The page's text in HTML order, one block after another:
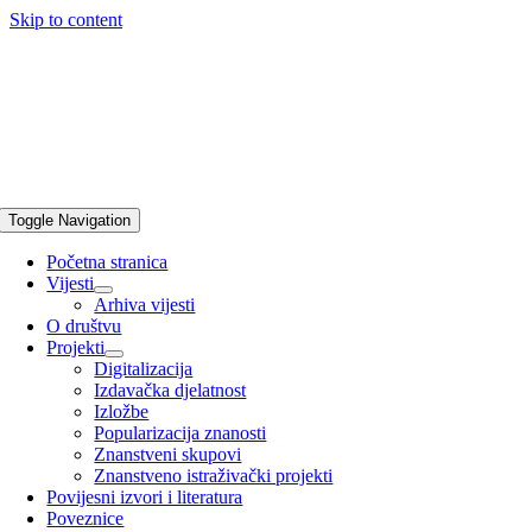
Skip to content
Toggle Navigation
Početna stranica
Vijesti
Arhiva vijesti
O društvu
Projekti
Digitalizacija
Izdavačka djelatnost
Izložbe
Popularizacija znanosti
Znanstveni skupovi
Znanstveno istraživački projekti
Povijesni izvori i literatura
Poveznice